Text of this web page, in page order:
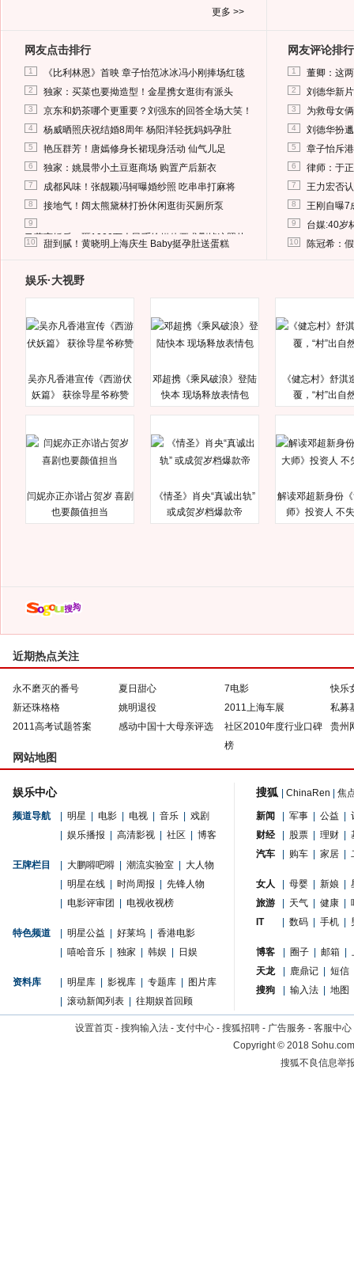
更多 >>
网友点击排行
1 《比利林恩》首映 章子怡范冰冰冯小刚捧场红毯
2 独家：买菜也要拗造型！金星携女逛街有派头
3 京东和奶茶哪个更重要？刘强东的回答全场大笑！
4 杨威晒照庆祝结婚8周年 杨阳洋轻抚妈妈孕肚
5 艳压群芳！唐嫣修身长裙现身活动 仙气儿足
6 独家：姚晨带小土豆逛商场 购置产后新衣
7 成都风味！张靓颖冯轲曝婚纱照 吃串串打麻将
8 接地气！阔太熊黛林打扮休闲逛街买厕所泵
9
马蓉离婚后，砸1000万人民币给媒体要求删掉这照片
10 甜到腻！黄晓明上海庆生 Baby挺孕肚送蛋糕
网友评论排行
1 董卿：这
2 刘德华新
3 为救母女
4 刘德华扮
5 章子怡斥
6 律师：于
7 王力宏否
8 王刚自曝7
9 台媒:40岁
10 陈冠希：
娱乐·大视野
吴亦凡香港宣传《西游伏
妖篇》 获徐导星爷称赞
邓超携《乘风破浪》登陆
快本 现场释放表情包
《健忘村》舒淇
覆，“村”出自
闫妮亦正亦谐占贺岁 喜剧
也要颜值担当
《情圣》肖央“真诚出轨”
或成贺岁档爆款帝
解读邓超新身份
师》投资人 不
近期热点关注
永不磨灭的番号 夏日甜心 7电影
快乐
新还珠格格
姚明退役 2011上海车展
私募
2011高考试题答案
感动中国十大母亲评选
社区2010年度行业口碑
榜
贵州
网站地图
娱乐中心
频道导航 明星 电影 电视 音乐
戏剧
娱乐播报 高清影视 社区 博客
王牌栏目 大鹏嘚吧嘚 潮流实验室
大人物
明星在线 时尚周报
先锋人物
电影评审团 电视收视榜
特色频道 明星公益 好莱坞
香港电影
嘻哈音乐 独家 韩娱 日娱
资料库 明星库 影视库 专题库
图片库
滚动新闻列表 往期娱首回顾
搜狐 ChinaRen 焦
新闻 军事 公益
财经
股票 理财
汽车
购车 家居
女人 母婴 新娘
旅游
天气 健康
IT
数码 手机
博客 圈子 邮箱
天龙
鹿鼎记
短信
搜狗
输入法 地图
设置首页 - 搜狗输入法 - 支付中心 - 搜狐招聘 - 广告服务 - 客服中心
Copyright©2018
搜狐不良信息举